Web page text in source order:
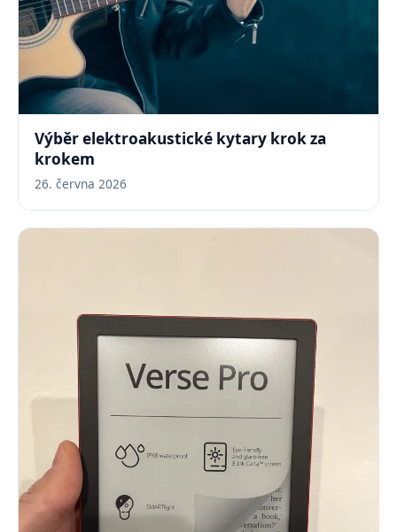
Výběr elektroakustické kytary krok za
krokem
26. června 2026